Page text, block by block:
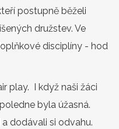
postupně běželi
družstev. Ve
disciplíny - hod
play. I když naši žáci
byla úžasná.
dodávali si odvahu.